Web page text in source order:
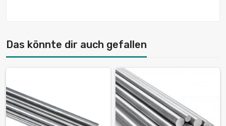
Das könnte dir auch gefallen